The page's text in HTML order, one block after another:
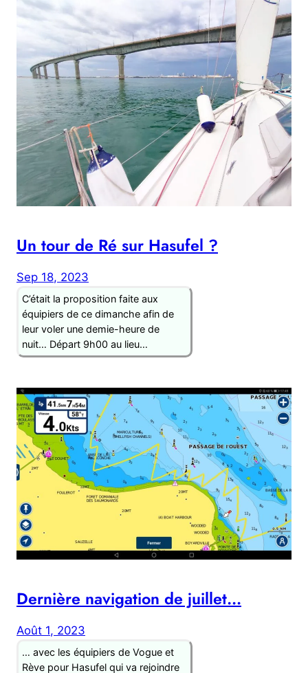
Un tour de Ré sur Hasufel ?
Sep 18, 2023
C’était la proposition faite aux
équipiers de ce dimanche afin de
leur voler une demie-heure de
nuit… Départ 9h00 au lieu…
Dernière navigation de juillet…
Août 1, 2023
… avec les équipiers de Vogue et
Rève pour Hasufel qui va rejoindre